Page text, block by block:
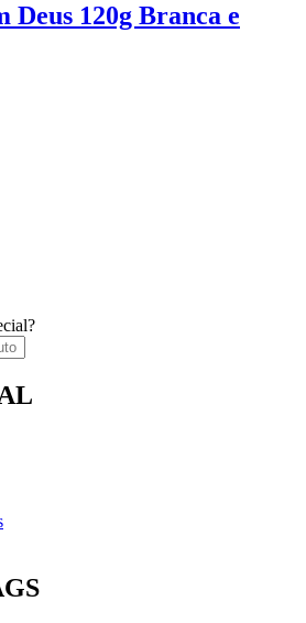
Deus 120g Branca e